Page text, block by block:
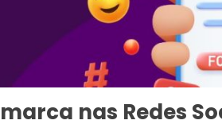
nas Redes